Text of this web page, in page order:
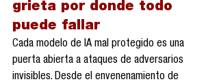
grieta por donde todo
puede fallar
Cada modelo de IA mal protegido es una
puerta abierta a ataques de adversarios
invisibles. Desde el envenenamiento de